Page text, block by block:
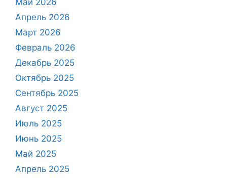
Апрель 2026
Март 2026
Февраль 2026
Декабрь 2025
Октябрь 2025
Сентябрь 2025
Август 2025
Июль 2025
Июнь 2025
Май 2025
Апрель 2025